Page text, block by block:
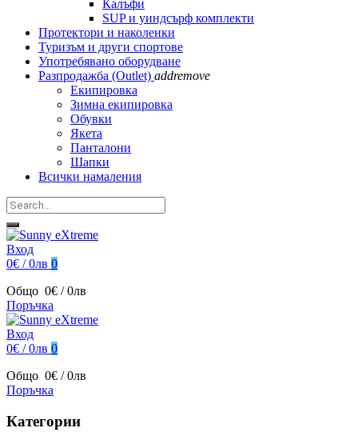
Калъфи
SUP и уиндсърф комплекти
Протектори и наколенки
Туризъм и други спортове
Употребявано оборудване
Разпродажба (Outlet) addremove
Екипировка
Зимна екипировка
Обувки
Якета
Панталони
Шапки
Всички намаления
Вход
0€ / 0лв 0
Общо 0€ / 0лв
Поръчка
Вход
0€ / 0лв 0
Общо 0€ / 0лв
Поръчка
Категории